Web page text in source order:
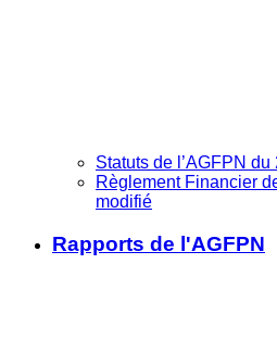
Statuts de l’AGFPN
Règlement Financier
modifié
Rapports de l'AGFPN